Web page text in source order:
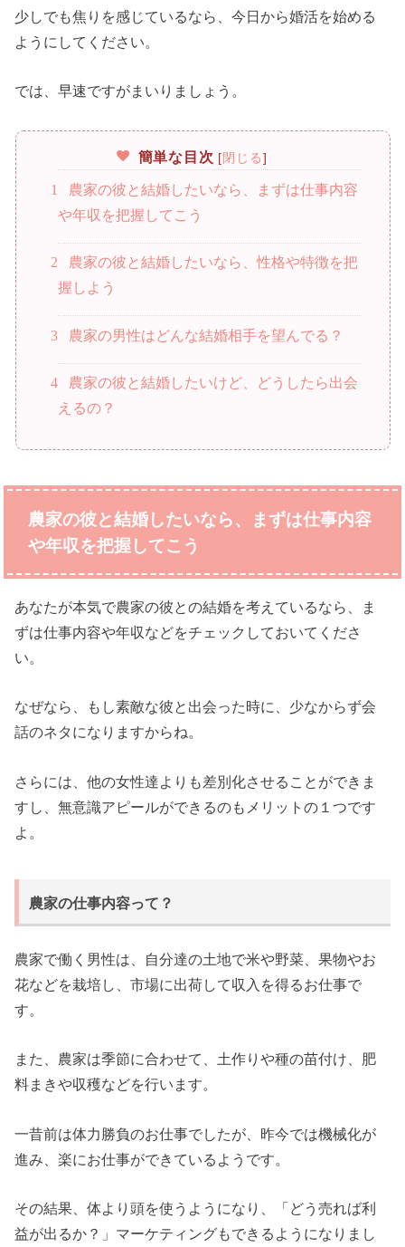
少しでも焦りを感じているなら、今日から婚活を始める
ようにしてください。
では、早速ですがまいりましょう。
簡単な目次 [閉じる]
1
農家の彼と結婚したいなら、まずは仕事内容
や年収を把握してこう
2
農家の彼と結婚したいなら、性格や特徴を把
握しよう
3 農家の男性はどんな結婚相手を望んでる？
4
農家の彼と結婚したいけど、どうしたら出会
えるの？
農家の彼と結婚したいなら、まずは仕事内容
や年収を把握してこう
あなたが本気で農家の彼との結婚を考えているなら、ま
ずは仕事内容や年収などをチェックしておいてくださ
い。
なぜなら、もし素敵な彼と出会った時に、少なからず会
話のネタになりますからね。
さらには、他の女性達よりも差別化させることができま
すし、無意識アピールができるのもメリットの１つです
よ。
農家の仕事内容って？
農家で働く男性は、自分達の土地で米や野菜、果物やお
花などを栽培し、市場に出荷して収入を得るお仕事で
す。
また、農家は季節に合わせて、土作りや種の苗付け、肥
料まきや収穫などを行います。
一昔前は体力勝負のお仕事でしたが、昨今では機械化が
進み、楽にお仕事ができているようです。
その結果、体より頭を使うようになり、「どう売れば利
益が出るか？」マーケティングもできるようになりまし